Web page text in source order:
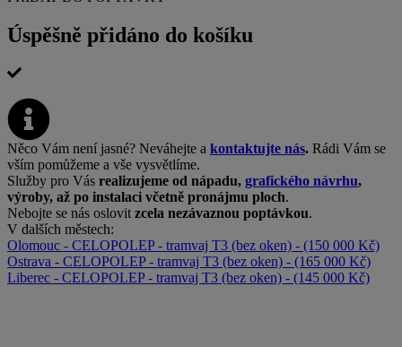
Úspěšně přidáno do košíku
Něco Vám není jasné? Neváhejte a kontaktujte nás. Rádi Vám se
vším pomůžeme a vše vysvětlíme.
Služby pro Vás realizujeme od nápadu, grafického návrhu,
výroby, až po instalaci včetně pronájmu ploch.
Nebojte se nás oslovit zcela nezávaznou poptávkou.
V dalších městech:
Olomouc - CELOPOLEP - tramvaj T3 (bez oken) - (150 000 Kč)
Ostrava - CELOPOLEP - tramvaj T3 (bez oken) - (165 000 Kč)
Liberec - CELOPOLEP - tramvaj T3 (bez oken) - (145 000 Kč)